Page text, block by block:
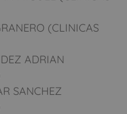
(CLINICAS
ADRIAN
SANCHEZ